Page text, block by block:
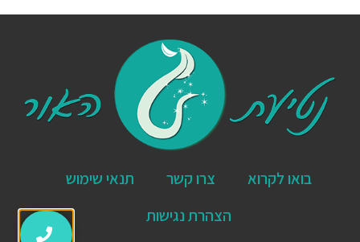
בואו לקרוא צרו קשר
תנאי שימוש
הצהרת נגישות